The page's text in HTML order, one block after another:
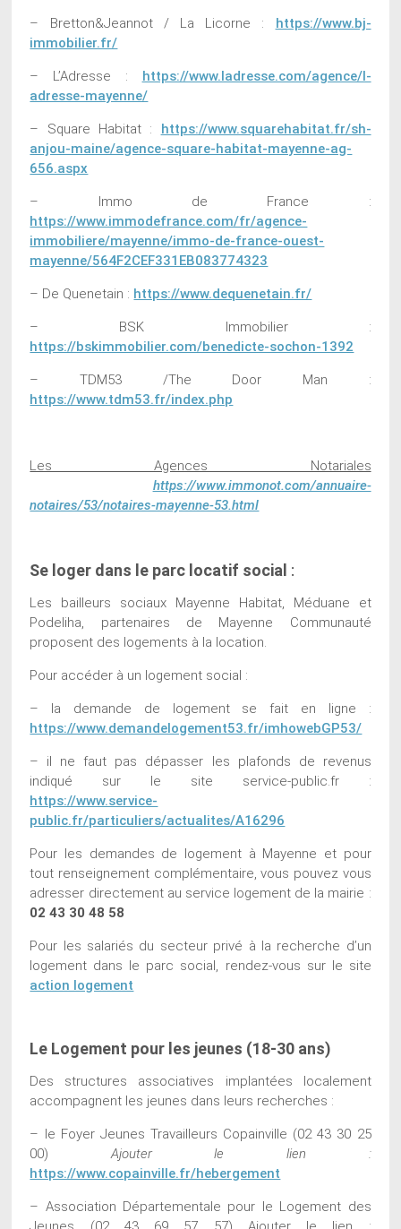
– Bretton&Jeannot / La Licorne :
https://www.bj-
immobilier.fr/
– L’Adresse :
https://www.ladresse.com/agence/l-
adresse-mayenne/
– Square Habitat :
https://www.squarehabitat.fr/sh-
anjou-maine/agence-square-habitat-mayenne-ag-
656.aspx
– Immo de France :
https://www.immodefrance.com/fr/agence-
immobiliere/mayenne/immo-de-france-ouest-
mayenne/564F2CEF331EB083774323
– De Quenetain : https://www.dequenetain.fr/
– BSK Immobilier :
https://bskimmobilier.com/benedicte-sochon-1392
– TDM53 /The Door Man :
https://www.tdm53.fr/index.php
Les Agences Notariales
https://www.immonot.com/annuaire-
notaires/53/notaires-mayenne-53.html
Se loger dans le parc locatif social :
Les bailleurs sociaux Mayenne Habitat, Méduane et
Podeliha, partenaires de Mayenne Communauté
proposent des logements à la location.
Pour accéder à un logement social :
– la demande de logement se fait en ligne :
https://www.demandelogement53.fr/imhowebGP53/
– il ne faut pas dépasser les plafonds de revenus
indiqué sur le site service-public.fr :
https://www.service-
public.fr/particuliers/actualites/A16296
Pour les demandes de logement à Mayenne et pour
tout renseignement complémentaire, vous pouvez vous
adresser directement au service logement de la mairie :
02 43 30 48 58
Pour les salariés du secteur privé à la recherche d’un
logement dans le parc social, rendez-vous sur le site
action logement
Le Logement pour les jeunes (18-30 ans)
Des structures associatives implantées localement
accompagnent les jeunes dans leurs recherches :
– le Foyer Jeunes Travailleurs Copainville (02 43 30 25
00)Ajouter le lien :
https://www.copainville.fr/hebergement
– Association Départementale pour le Logement des